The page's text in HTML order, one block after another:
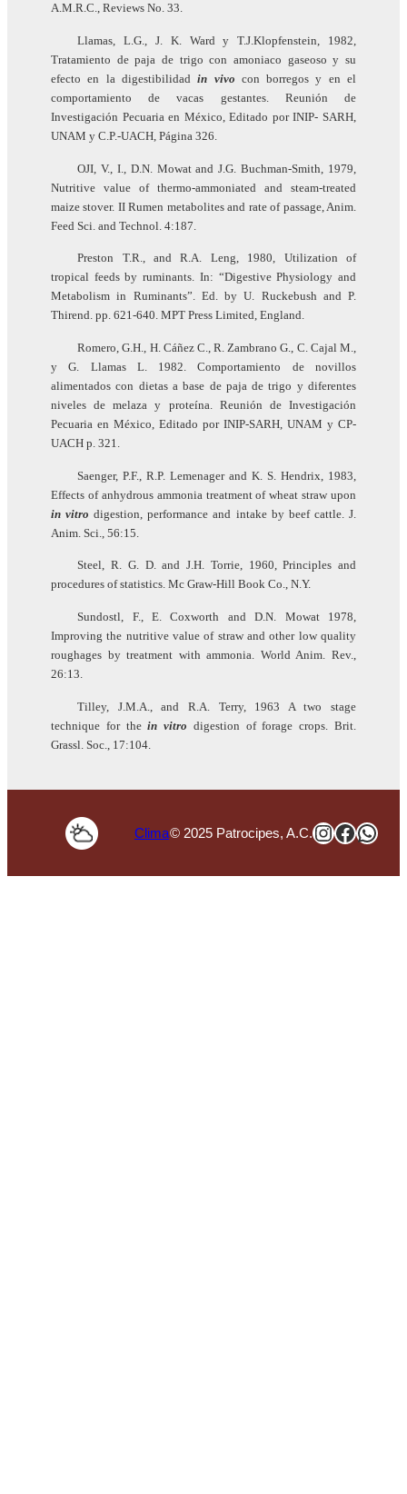
A.M.R.C., Reviews No. 33.
Llamas, L.G., J. K. Ward y T.J.Klopfenstein, 1982,
Tratamiento de paja de trigo con amoniaco gaseoso y su
efecto en la digestibilidadin vivo con borregos y en el
comportamiento de vacas gestantes. Reunión de
Investigación Pecuaria en México, Editado por INIP- SARH,
UNAM y C.P.-UACH, Página 326.
OJI, V., I., D.N. Mowat and J.G. Buchman-Smith, 1979,
Nutritive value of thermo-ammoniated and steam-treated
maize stover. II Rumen metabolites and rate of passage, Anim.
Feed Sci. and Technol. 4:187.
Preston T.R., and R.A. Leng, 1980, Utilization of
tropical feeds by ruminants. In: “Digestive Physiology and
Metabolism in Ruminants”. Ed. by U. Ruckebush and P.
Thirend. pp. 621-640. MPT Press Limited, England.
Romero, G.H., H. Cáñez C., R. Zambrano G., C. Cajal M.,
y G. Llamas L. 1982. Comportamiento de novillos
alimentados con dietas a base de paja de trigo y diferentes
niveles de melaza y proteína. Reunión de Investigación
Pecuaria en México, Editado por INIP-SARH, UNAM y CP-
UACH p. 321.
Saenger, P.F., R.P. Lemenager and K. S. Hendrix, 1983,
Effects of anhydrous ammonia treatment of wheat straw upon
in vitro digestion, performance and intake by beef cattle. J.
Anim. Sci., 56:15.
Steel, R. G. D. and J.H. Torrie, 1960, Principles and
procedures of statistics. Mc Graw-Hill Book Co., N.Y.
Sundostl, F., E. Coxworth and D.N. Mowat 1978,
Improving the nutritive value of straw and other low quality
roughages by treatment with ammonia. World Anim. Rev.,
26:13.
Tilley, J.M.A., and R.A. Terry, 1963 A two stage
technique for thein vitro digestion of forage crops. Brit.
Grassl. Soc., 17:104.
Clima© 2025 Patrocipes, A.C.